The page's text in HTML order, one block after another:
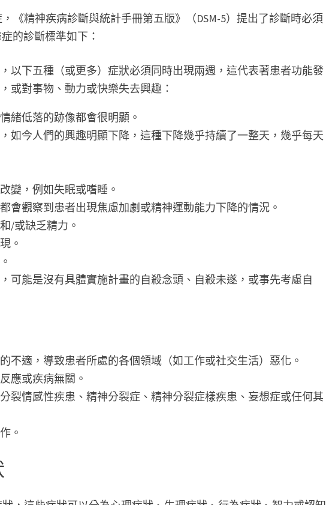
《精神疾病診斷與統計手冊第五版》（DSM-5）提出了診斷時必須
的診斷標準如下：
以下五種（或更多）症狀必須同時出現兩週，這代表著患者功能發
或對事物、動力或快樂失去興趣：
緒低落的跡像都會很明顯。
如今人們的興趣明顯下降，這種下降幾乎持續了一整天，幾乎每天
變，例如失眠或嗜睡。
會觀察到患者出現焦慮加劇或精神運動能力下降的情況。
/或缺乏精力。
。
可能是沒有具體實施計畫的自殺念頭、自殺未遂，或事先考慮自
不適，導致患者所處的各個領域（如工作或社交生活）惡化。
應或疾病無關。
裂情感性疾患、精神分裂症、精神分裂症樣疾患、妄想症或任何其
。